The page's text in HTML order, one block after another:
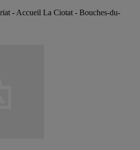
- Accueil La Ciotat - Bouches-du-